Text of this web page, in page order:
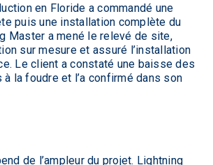
en Floride a commandé une
puis une installation complète du
Master a mené le relevé de site,
sur mesure et assuré l’installation
Le client a constaté une baisse des
la foudre et l’a confirmé dans son
de l’ampleur du projet. Lightning